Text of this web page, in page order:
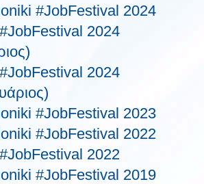
#JobFestival 2024
2024
2024
#JobFestival 2023
#JobFestival 2022
2022
#JobFestival 2019